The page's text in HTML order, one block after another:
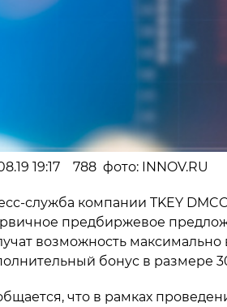
19:17 788 фото: INNOV.RU
служба компании TKEY
предбиржевое
возможность
бонус в размере
что в рамках